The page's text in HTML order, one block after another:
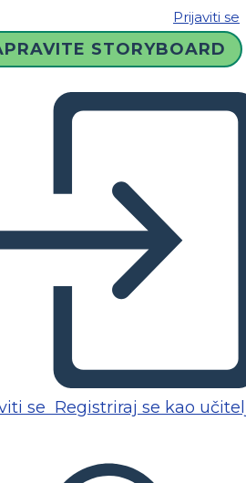
Prijaviti se
STORYBOARD
se Registriraj se kao